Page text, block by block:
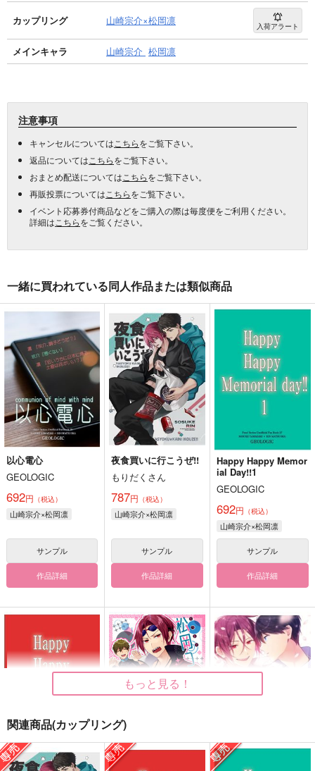
カップリング 山崎宗介×松岡凛 入荷アラート
メインキャラ 山崎宗介 松岡凛
注意事項
キャンセルについては こちらをご覧下さい。
返品については こちらをご覧下さい。
おまとめ配送については こちらをご覧下さい。
再販投票については こちらをご覧下さい。
イベント応募券付商品などをご購入の際は毎度便をご利用ください。
詳細は こちらをご覧ください。
一緒に買われている同人作品または類似商品
以心電心
GEOLOGIC
692円 （税込）
山崎宗介×松岡凛
サンプル
作品詳細
夜食買いに行こうぜ!!
もりだくさん
787円 （税込）
山崎宗介×松岡凛
サンプル
作品詳細
Happy Happy Memor
ial Day!!1
GEOLOGIC
692円 （税込）
山崎宗介×松岡凛
サンプル
作品詳細
Happy Happy Memor
松岡コーチがいる１日 こねたあつめ2025
もっと見る！
関連商品(カップリング)